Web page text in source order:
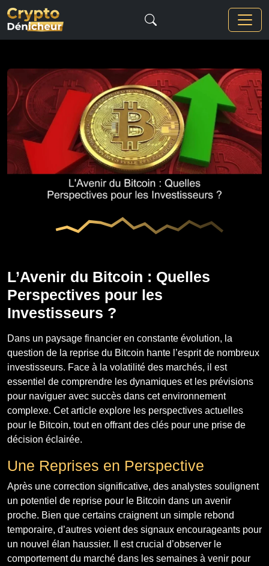
L’Avenir du Bitcoin : Quelles
Perspectives pour les
Investisseurs ?
Dans un paysage financier en constante évolution, la
question de la reprise du Bitcoin hante l’esprit de nombreux
investisseurs. Face à la volatilité des marchés, il est
essentiel de comprendre les dynamiques et les prévisions
pour naviguer avec succès dans cet environnement
complexe. Cet article explore les perspectives actuelles
pour le Bitcoin, tout en offrant des clés pour une prise de
décision éclairée.
Une Reprises en Perspective
Après une correction significative, des analystes soulignent
un potentiel de reprise pour le Bitcoin dans un avenir
proche. Bien que certains craignent un simple rebond
temporaire, d’autres voient des signaux encourageants pour
un nouvel élan haussier. Il est crucial d’observer le
comportement du marché dans les semaines à venir pour